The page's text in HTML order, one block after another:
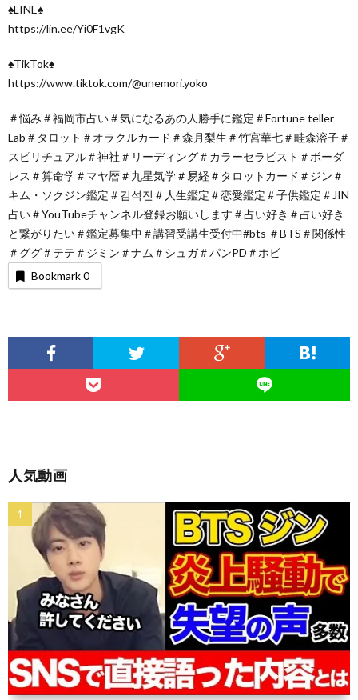
♠LINE♠
https://lin.ee/Yi0F1vgK
♠TikTok♠
https://www.tiktok.com/@unemori.yoko
＃悩み＃福岡市占い＃気になるあの人勝手に鑑定＃Fortune teller
Lab＃タロット＃オラクルカード＃森月梨生＃竹宮華七＃畦森溶子＃
スピリチュアル＃神社＃リーディング＃カラーセラピスト＃ボーダ
レス＃算命学＃マヤ暦＃九星気学＃易経＃タロットカード＃ジン＃
キム・ソクジン鑑定＃김석진＃人生鑑定＃恋愛鑑定＃子供鑑定＃JIN
占い＃YouTubeチャンネル登録お願いします＃占い好き＃占い好き
と繋がりたい＃鑑定募集中＃講習受講生受付中#bts ＃BTS＃関係性
＃ググ＃テテ＃ジミン＃ナム＃シュガ＃パンPD＃ホビ
Bookmark0
人気動画